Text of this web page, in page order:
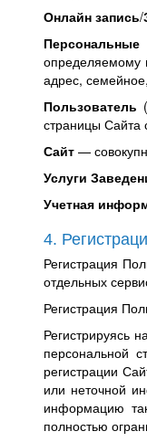
Онлайн запись/
определяемому
адрес,
Пользователь
страницы Сайта
Сайт —
Услуги
Учетная
4.
Регистрация
отдельных
Регистрация
Регистрируясь
персональной
регистрации
или неточной
информацию
полностью